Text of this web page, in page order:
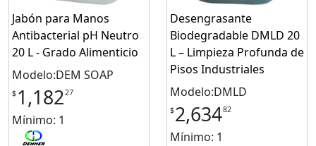
Jabón para Manos
Antibacterial pH Neutro
20 L - Grado Alimenticio
Modelo:DEM SOAP
$ 1,18227
Mínimo: 1
Desengrasante
Biodegradable DMLD 20
L – Limpieza Profunda de
Pisos Industriales
Modelo:DMLD
$2,63482
Mínimo: 1